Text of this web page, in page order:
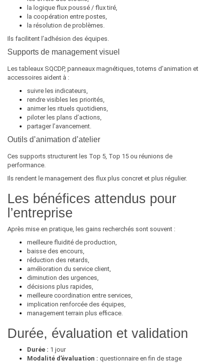
la logique flux poussé / flux tiré,
la coopération entre postes,
la résolution de problèmes.
Ils facilitent l’adhésion des équipes.
Supports de management visuel
Les tableaux SQCDP, panneaux magnétiques, totems d’animation et
accessoires aident à :
suivre les indicateurs,
rendre visibles les priorités,
animer les rituels quotidiens,
piloter les plans d’actions,
partager l’avancement.
Outils d’animation d’atelier
Ces supports structurent les Top 5, Top 15 ou réunions de
performance.
Ils rendent le management des flux plus concret et plus régulier.
Les bénéfices attendus pour
l’entreprise
Après mise en pratique, les gains recherchés sont souvent :
meilleure fluidité de production,
baisse des encours,
réduction des retards,
amélioration du service client,
diminution des urgences,
décisions plus rapides,
meilleure coordination entre services,
implication renforcée des équipes,
management terrain plus efficace.
Durée, évaluation et validation
Durée : 1 jour
Modalité d’évaluation : questionnaire en fin de stage